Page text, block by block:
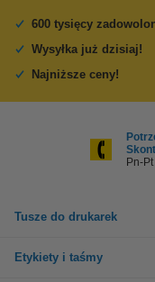
600 tysięcy
Wysyłka już dzisiaj!
Najniższe ceny!
Pn-
Tusze do drukarek
Etykiety i taśmy